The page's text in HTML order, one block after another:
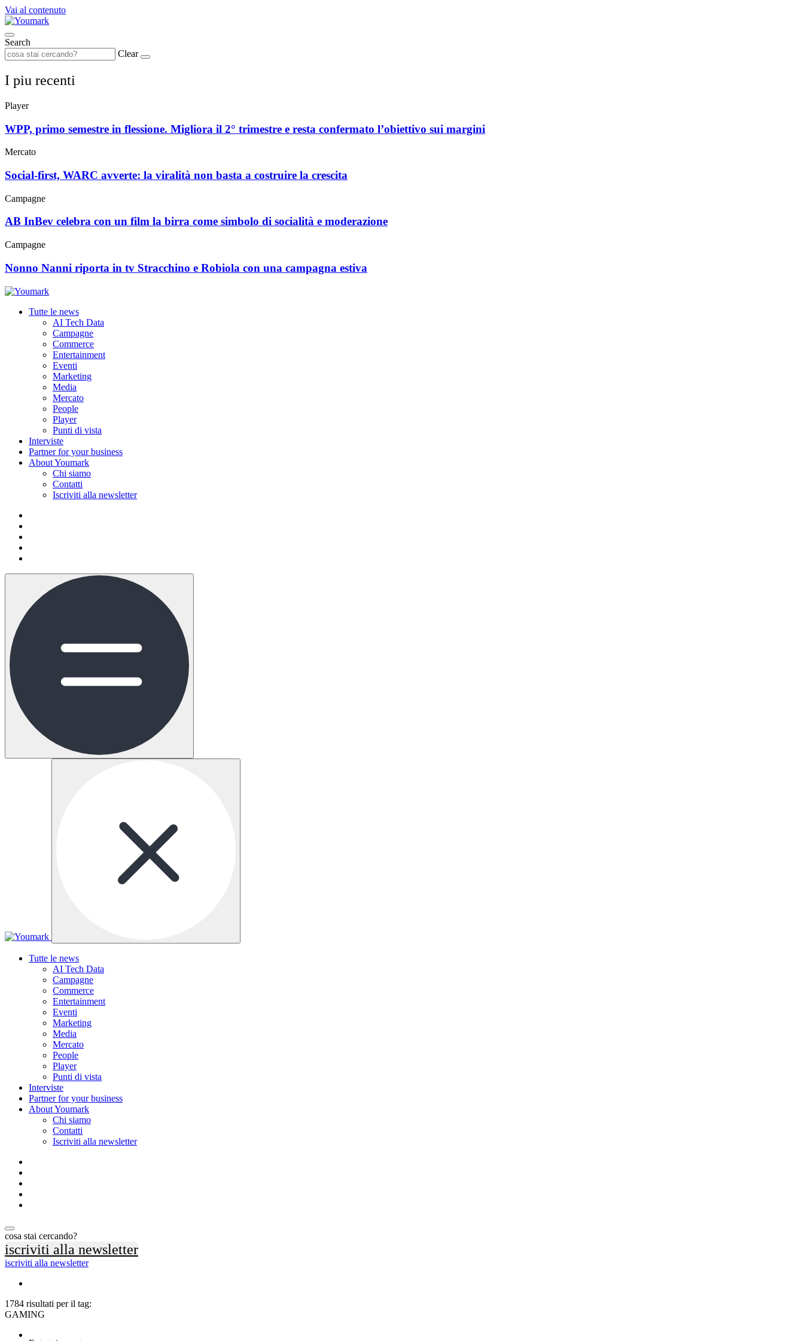
Vai al contenuto
Search
Clear
I piu recenti
Player
WPP, primo semestre in flessione. Migliora il 2° trimestre e resta confermato l’obiettivo sui margini
Mercato
Social-first, WARC avverte: la viralità non basta a costruire la crescita
Campagne
AB InBev celebra con un film la birra come simbolo di socialità e moderazione
Campagne
Nonno Nanni riporta in tv Stracchino e Robiola con una campagna estiva
Tutte le news
AI Tech Data
Campagne
Commerce
Entertainment
Eventi
Marketing
Media
Mercato
People
Player
Punti di vista
Interviste
Partner for your business
About Youmark
Chi siamo
Contatti
Iscriviti alla newsletter
Tutte le news
AI Tech Data
Campagne
Commerce
Entertainment
Eventi
Marketing
Media
Mercato
People
Player
Punti di vista
Interviste
Partner for your business
About Youmark
Chi siamo
Contatti
Iscriviti alla newsletter
cosa stai cercando?
iscriviti alla newsletter
iscriviti alla newsletter
1784 risultati per il tag:
GAMING